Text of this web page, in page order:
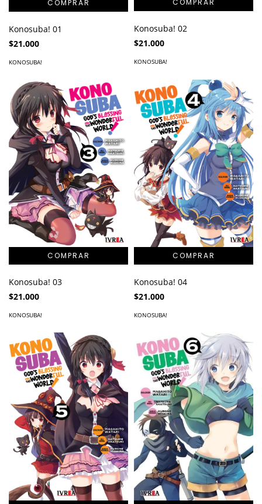
Konosuba! 01
$21.000
KONOSUBA!
Konosuba! 02
$21.000
KONOSUBA!
Konosuba! 03
$21.000
KONOSUBA!
Konosuba! 04
$21.000
KONOSUBA!